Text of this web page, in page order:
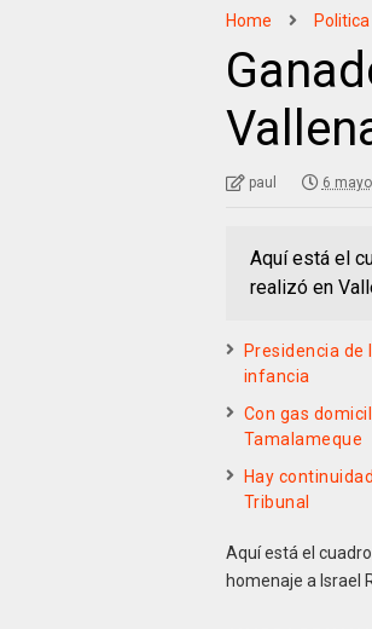
Home Politica
paul 6
Aquí está el
realizó en
Presidencia de
infancia
Con gas
Tamalameque
Hay
Tribunal
Aquí está el
homenaje a Israel